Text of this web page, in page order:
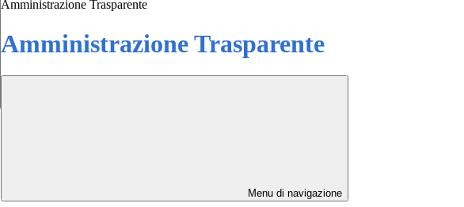
Amministrazione Trasparente
Amministrazione Trasparente
Menu di navigazione